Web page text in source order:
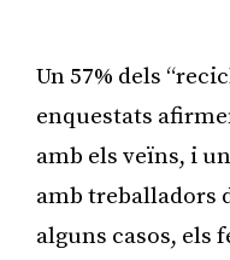
Un 57% dels
enquestats
amb els veïns, i
amb treballadors
alguns casos, els